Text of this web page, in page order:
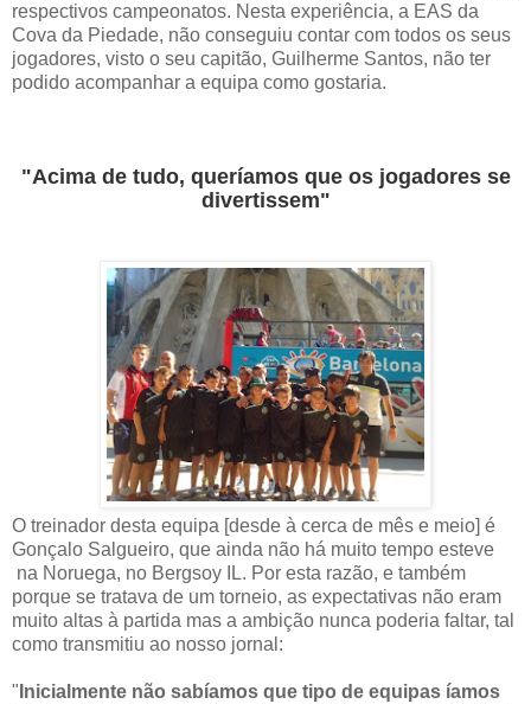
respectivos campeonatos. Nesta experiência, a EAS da
Cova da Piedade, não conseguiu contar com todos os seus
jogadores, visto o seu capitão, Guilherme Santos, não ter
podido acompanhar a equipa como gostaria.
"Acima de tudo, queríamos que os jogadores se
divertissem"
O treinador desta equipa [desde à cerca de mês e meio] é
Gonçalo Salgueiro, que ainda não há muito tempo esteve
na Noruega, no Bergsoy IL. Por esta razão, e também
porque se tratava de um torneio, as expectativas não eram
muito altas à partida mas a ambição nunca poderia faltar, tal
como transmitiu ao nosso jornal:
" Inicialmente não sabíamos que tipo de equipas íamos